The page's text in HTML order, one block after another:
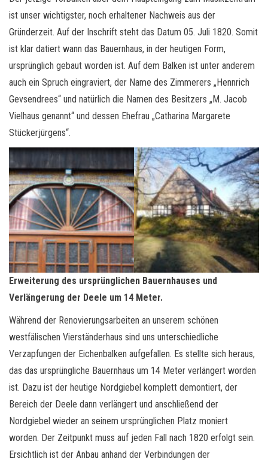
ist unser wichtigster, noch erhaltener Nachweis aus der
Gründerzeit. Auf der Inschrift steht das Datum 05. Juli 1820. Somit
ist klar datiert wann das Bauernhaus, in der heutigen Form,
ursprünglich gebaut worden ist. Auf dem Balken ist unter anderem
auch ein Spruch eingraviert, der Name des Zimmerers „Hennrich
Gevsendrees“ und natürlich die Namen des Besitzers „M. Jacob
Vielhaus genannt“ und dessen Ehefrau „Catharina Margarete
Stückerjürgens“.
Erweiterung des ursprünglichen Bauernhauses und
Verlängerung der Deele um 14 Meter.
Während der Renovierungsarbeiten an unserem schönen
westfälischen Vierständerhaus sind uns unterschiedliche
Verzapfungen der Eichenbalken aufgefallen. Es stellte sich heraus,
das das ursprüngliche Bauernhaus um 14 Meter verlängert worden
ist. Dazu ist der heutige Nordgiebel komplett demontiert, der
Bereich der Deele dann verlängert und anschließend der
Nordgiebel wieder an seinem ursprünglichen Platz moniert
worden. Der Zeitpunkt muss auf jeden Fall nach 1820 erfolgt sein.
Ersichtlich ist der Anbau anhand der Verbindungen der